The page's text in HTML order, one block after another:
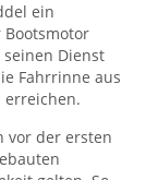
ein
Dienst
Fahrrinne aus
erreichen.
vor der ersten